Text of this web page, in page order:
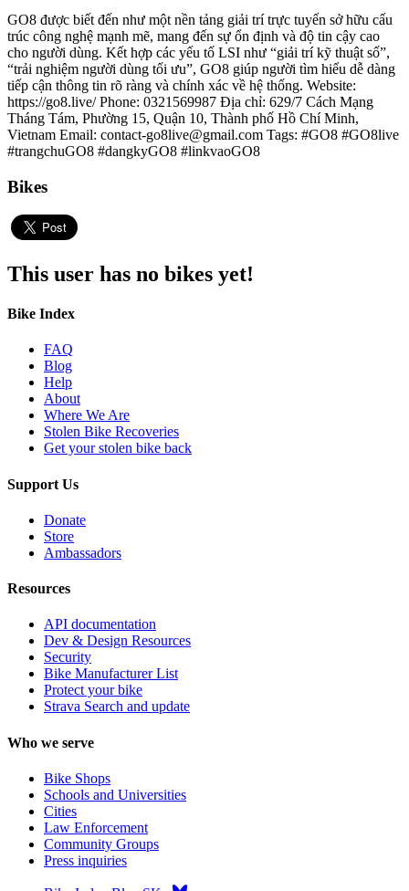
GO8 được biết đến như một nền tảng giải trí trực tuyến sở hữu cấu
trúc công nghệ mạnh mẽ, mang đến sự ổn định và độ tin cậy cao
cho người dùng. Kết hợp các yếu tố LSI như “giải trí kỹ thuật số”,
“trải nghiệm người dùng tối ưu”, GO8 giúp người tìm hiểu dễ dàng
tiếp cận thông tin rõ ràng và chính xác về hệ thống. Website:
https://go8.live/ Phone: 0321569987 Địa chỉ: 629/7 Cách Mạng
Tháng Tám, Phường 15, Quận 10, Thành phố Hồ Chí Minh,
Vietnam Email: contact-go8live@gmail.com Tags: #GO8 #GO8live
#trangchuGO8 #dangkyGO8 #linkvaoGO8
Bikes
This user has no bikes yet!
Bike Index
FAQ
Blog
Help
About
Where We Are
Stolen Bike Recoveries
Get your stolen bike back
Support Us
Donate
Store
Ambassadors
Resources
API documentation
Dev & Design Resources
Security
Bike Manufacturer List
Protect your bike
Strava Search and update
Who we serve
Bike Shops
Schools and Universities
Cities
Law Enforcement
Community Groups
Press inquiries